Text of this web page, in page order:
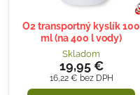
O2 transportný kyslík 100
ml (na 400 l vody)
Skladom
19,95 €
16,22 € bez DPH